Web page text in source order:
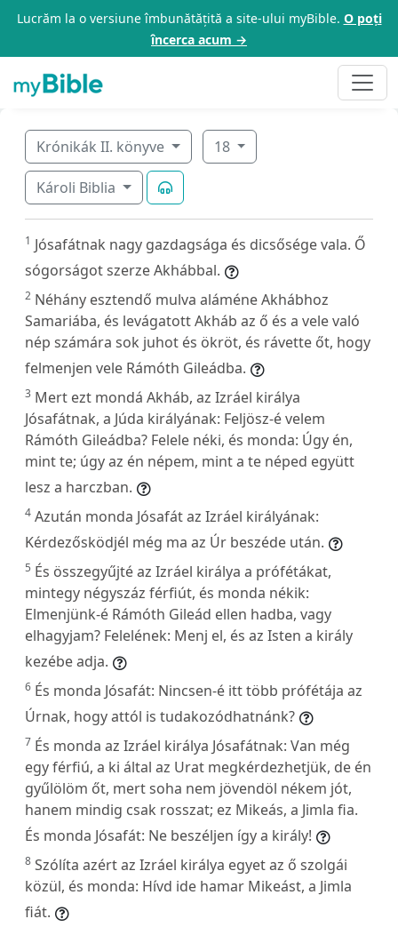
Lucrăm la o versiune îmbunătățită a site-ului myBible. O poți
încerca acum →
Krónikák II. könyve 18
Károli Biblia
1 Jósafátnak nagy gazdagsága és dicsősége vala. Ő
sógorságot szerze Akhábbal.
2 Néhány esztendő mulva aláméne Akhábhoz
Samariába, és levágatott Akháb az ő és a vele való
nép számára sok juhot és ökröt, és rávette őt, hogy
felmenjen vele Rámóth Gileádba.
3 Mert ezt mondá Akháb, az Izráel királya
Jósafátnak, a Júda királyának: Feljösz-é velem
Rámóth Gileádba? Felele néki, és monda: Úgy én,
mint te; úgy az én népem, mint a te néped együtt
lesz a harczban.
4 Azután monda Jósafát az Izráel királyának:
Kérdezősködjél még ma az Úr beszéde után.
5 És összegyűjté az Izráel királya a prófétákat,
mintegy négyszáz férfiút, és monda nékik:
Elmenjünk-é Rámóth Gileád ellen hadba, vagy
elhagyjam? Felelének: Menj el, és az Isten a király
kezébe adja.
6 És monda Jósafát: Nincsen-é itt több prófétája az
Úrnak, hogy attól is tudakozódhatnánk?
7 És monda az Izráel királya Jósafátnak: Van még
egy férfiú, a ki által az Urat megkérdezhetjük, de én
gyűlölöm őt, mert soha nem jövendöl nékem jót,
hanem mindig csak rosszat; ez Mikeás, a Jimla fia.
És monda Jósafát: Ne beszéljen így a király!
8 Szólíta azért az Izráel királya egyet az ő szolgái
közül, és monda: Hívd ide hamar Mikeást, a Jimla
fiát.